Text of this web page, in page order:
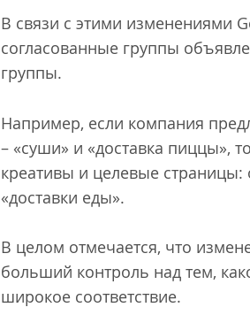
В связи с этими изменениями
согласованные группы
группы.
Например, если компания
– «суши» и «доставка пиццы»,
креативы и целевые страницы:
«доставки еды».
В целом отмечается, что
больший контроль над тем,
широкое соответствие.